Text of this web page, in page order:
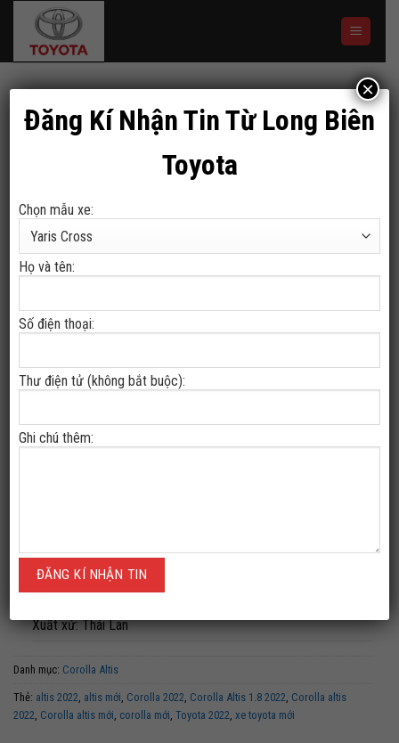
content
Corolla Altis
725,000,000₫
Toyota Corolla Altis ra mắt năm 2025 sẽ có hai phiên bản: 1.8V
và 1.8HEV với sự thay đổi về nội thất, ngoại thất sẽ chinh phục
Kiểu dáng: Sedan
Xuất xứ: Thái Lan
Danh mục: Corolla Altis
Thẻ: altis 2022 altis mới Corolla 2022 Corolla Altis 1.8 2022 Corolla altis
2022 Corolla altis mới corolla mới Toyota 2022 xe toyota mới
Đăng Kí Nhận Tin Từ Long Biên
Toyota
Chọn mẫu xe:
Họ và tên:
Số điện thoại:
Thư điện tử (không bắt buộc):
Ghi chú thêm:
×